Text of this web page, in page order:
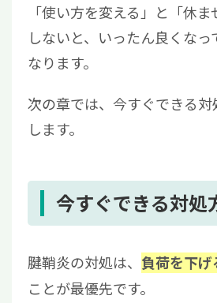
「使い方を変える」と「休
しないと、いったん良くなっ
なります。
次の章では、今すぐできる
します。
今すぐできる対処
腱鞘炎の対処は、 負荷を下
ことが最優先です。